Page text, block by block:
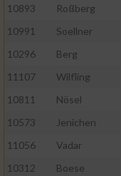
10893
Roßberg
10991
Soellner
10296
Berg
11107
Wilfling
10811
Nösel
10573
Jenichen
11056
Vadar
10312
Boese